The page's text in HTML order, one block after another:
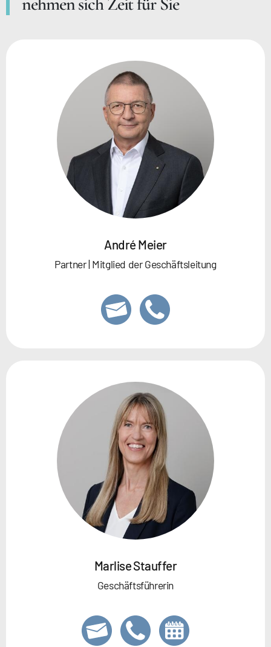
André Meier
Partner | Mitglied der Geschäftsleitung
Marlise Stauffer
Geschäftsführerin